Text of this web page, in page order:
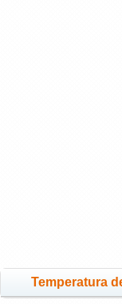
Temperatura